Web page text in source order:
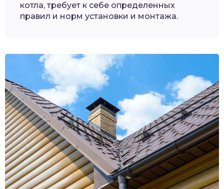
котла, требует к себе определенных
правил и норм установки и монтажа.